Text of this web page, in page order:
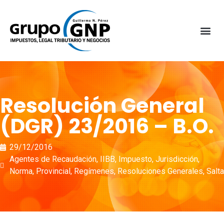
Resolución General
(DGR) 23/2016 – B.O.
29/12/2016
Agentes de Recaudación, IIBB, Impuesto, Jurisdicción,
Norma, Provincial,Regímenes, Resoluciones Generales, Salta